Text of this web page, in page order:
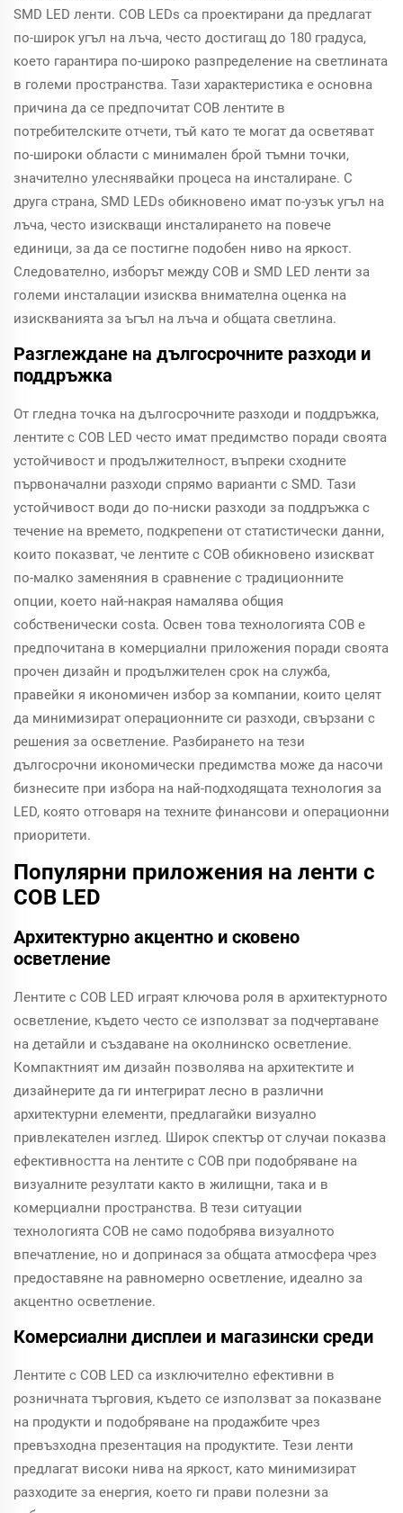
SMD LED ленти. COB LEDs са проектирани да предлагат
по-широк угъл на лъча, често достигащ до 180 градуса,
което гарантира по-широко разпределение на светлината
в големи пространства. Тази характеристика е основна
причина да се предпочитат COB лентите в
потребителските отчети, тъй като те могат да осветяват
по-широки области с минимален брой тъмни точки,
значително улеснявайки процеса на инсталиране. С
друга страна, SMD LEDs обикновено имат по-узък угъл на
лъча, често изискващи инсталирането на повече
единици, за да се постигне подобен ниво на яркост.
Следователно, изборът между COB и SMD LED ленти за
големи инсталации изисква внимателна оценка на
изискванията за ъгъл на лъча и общата светлина.
Разглеждане на дългосрочните разходи и
поддръжка
От гледна точка на дългосрочните разходи и поддръжка,
лентите с COB LED често имат предимство поради своята
устойчивост и продължителност, въпреки сходните
първоначални разходи спрямо варианти с SMD. Тази
устойчивост води до по-ниски разходи за поддръжка с
течение на времето, подкрепени от статистически данни,
които показват, че лентите с COB обикновено изискват
по-малко заменяния в сравнение с традиционните
опции, което най-накрая намалява общия
собственически costa. Освен това технологията COB е
предпочитана в комерциални приложения поради своята
прочен дизайн и продължителен срок на служба,
правейки я икономичен избор за компании, които целят
да минимизират операционните си разходи, свързани с
решения за осветление. Разбирането на тези
дългосрочни икономически предимства може да насочи
бизнесите при избора на най-подходящата технология за
LED, която отговаря на техните финансови и операционни
приоритети.
Популярни приложения на ленти с
COB LED
Архитектурно акцентно и сковено
осветление
Лентите с COB LED играят ключова роля в архитектурното
осветление, където често се използват за подчертаване
на детайли и създаване на околнинско осветление.
Компактният им дизайн позволява на архитектите и
дизайнерите да ги интегрират лесно в различни
архитектурни елементи, предлагайки визуално
привлекателен изглед. Широк спектър от случаи показва
ефективността на лентите с COB при подобряване на
визуалните резултати както в жилищни, така и в
комерциални пространства. В тези ситуации
технологията COB не само подобрява визуалното
впечатление, но и допринася за общата атмосфера чрез
предоставяне на равномерно осветление, идеално за
акцентно осветление.
Комерсиални дисплеи и магазински среди
Лентите с COB LED са изключително ефективни в
розничната търговия, където се използват за показване
на продукти и подобряване на продажбите чрез
превъзходна презентация на продуктите. Тези ленти
предлагат високи нива на яркост, като минимизират
разходите за енергия, което ги прави полезни за